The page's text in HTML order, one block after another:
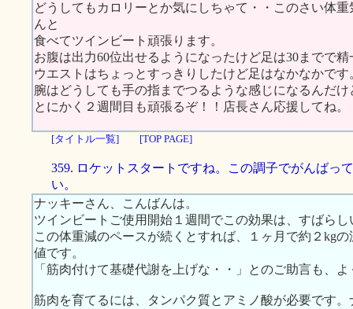
どうしてもカロリーとか気にしちゃて・・このさい体
んと
食べてツインビート頑張ります。
お腹は出力60位出せるようになったけど足は30までで精
ウエストはちょっとすっきりしたけど足はなかなかです
腕はどうしても手の指までつるような感じになるんだけ
とにかく２週間目も頑張るぞ！！店長さん応援してね。
[タイトル一覧] [TOP PAGE]
359. ロケットスタートですね。この調子でがんばっ
い。
ナッキーさん、こんばんは。
ツインビートご使用開始１週間でこの効果は、すばらし
この体重減のペースが続くとすれば、１ヶ月で約２kg
値です。
「筋肉付けて基礎代謝を上げな・・」とのご助言も、
筋肉を育てるには、タンパク質とアミノ酸が必要です